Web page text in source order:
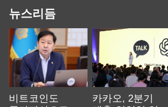
뉴스리듬
비트코인도
카카오, 2분기